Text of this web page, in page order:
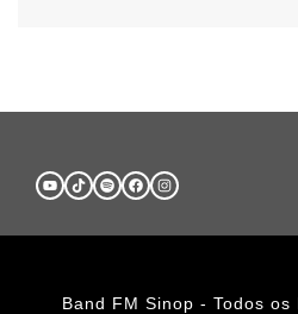
Band FM Sinop - Todos